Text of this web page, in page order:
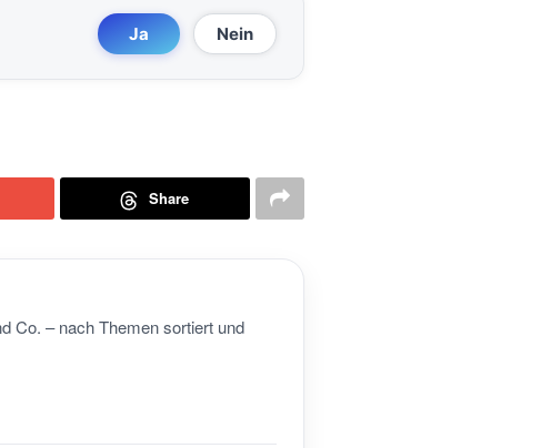
Ja Nein
Share
Co. – nach Themen sortiert und